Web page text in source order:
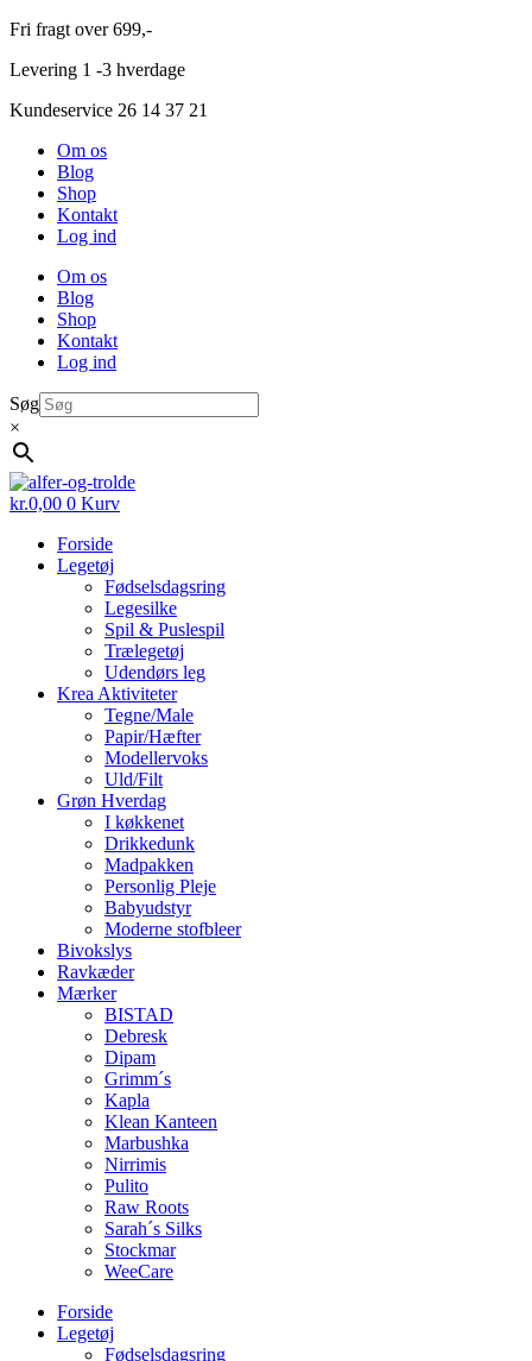
Videre
indhold
Fri fragt over 699,-
Levering 1 -3 hverdage
Kundeservice 26 14 37 21
Om os
Blog
Shop
Kontakt
Log ind
Om os
Blog
Shop
Kontakt
Log ind
Søg
×
kr.0,00 0 Kurv
Forside
Legetøj
Fødselsdagsring
Legesilke
Spil & Puslespil
Trælegetøj
Udendørs leg
Krea Aktiviteter
Tegne/Male
Papir/Hæfter
Modellervoks
Uld/Filt
Grøn Hverdag
I køkkenet
Drikkedunk
Madpakken
Personlig Pleje
Babyudstyr
Moderne stofbleer
Bivokslys
Ravkæder
Mærker
BISTAD
Debresk
Dipam
Grimm´s
Kapla
Klean Kanteen
Marbushka
Nirrimis
Pulito
Raw Roots
Sarah´s Silks
Stockmar
WeeCare
Forside
Legetøj
Fødselsdagsring